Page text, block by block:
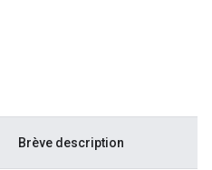
Brève description